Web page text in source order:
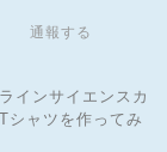
通報する
インサイエンスカ
シャツを作ってみ